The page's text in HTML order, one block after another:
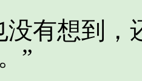
想到，
”